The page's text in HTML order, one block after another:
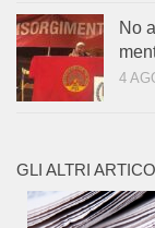
No
4
GLI ALTRI